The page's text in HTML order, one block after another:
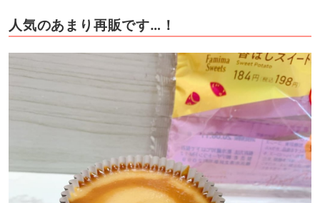
人気のあまり再販です…！